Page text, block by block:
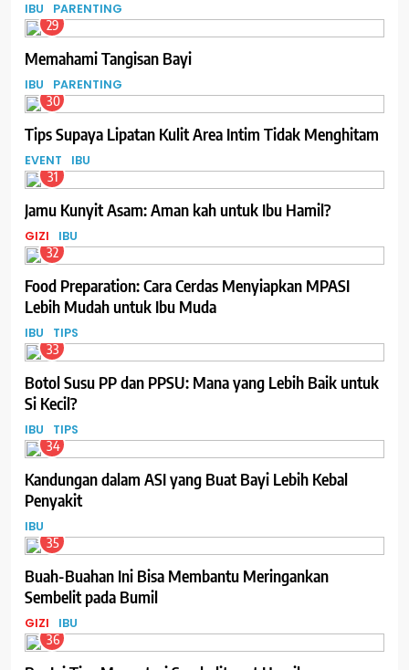
IBU PARENTING
29
Memahami Tangisan Bayi
IBU PARENTING
30
Tips Supaya Lipatan Kulit Area Intim Tidak Menghitam
EVENT IBU
31
Jamu Kunyit Asam: Aman kah untuk Ibu Hamil?
GIZI IBU
32
Food Preparation: Cara Cerdas Menyiapkan MPASI
Lebih Mudah untuk Ibu Muda
IBU TIPS
33
Botol Susu PP dan PPSU: Mana yang Lebih Baik untuk
Si Kecil?
IBU TIPS
34
Kandungan dalam ASI yang Buat Bayi Lebih Kebal
Penyakit
IBU
35
Buah-Buahan Ini Bisa Membantu Meringankan
Sembelit pada Bumil
GIZI IBU
36